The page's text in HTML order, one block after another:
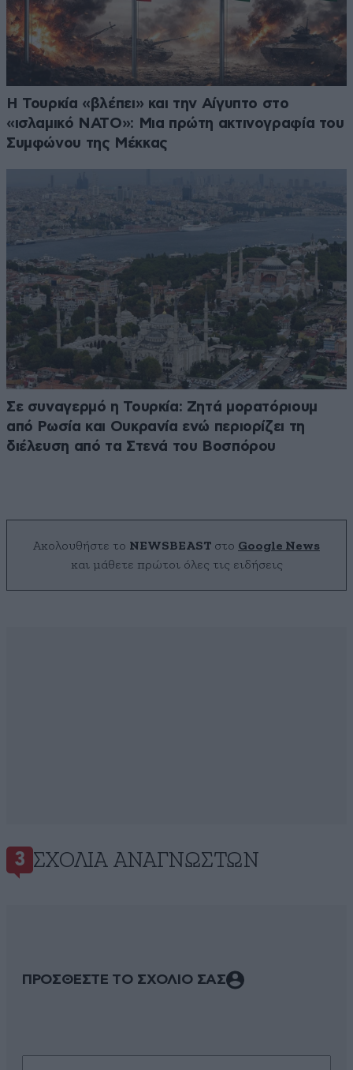
Η Τουρκία «βλέπει» και την Αίγυπτο στο
«ισλαμικό ΝΑΤΟ»: Μια πρώτη ακτινογραφία του
Συμφώνου της Μέκκας
Σε συναγερμό η Τουρκία: Ζητά μορατόριουμ
από Ρωσία και Ουκρανία ενώ περιορίζει τη
διέλευση από τα Στενά του Βοσπόρου
Ακολουθήστε το NEWSBEAST στο Google News
και μάθετε πρώτοι όλες τις ειδήσεις
3 ΣΧΌΛΙΑ ΑΝΑΓΝΩΣΤΏΝ
ΠΡΟΣΘΕΣΤΕ ΤΟ ΣΧΟΛΙΟ ΣΑΣ